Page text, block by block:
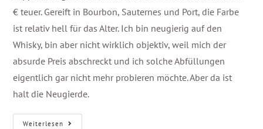
€ teuer. Gereift in Bourbon, Sauternes und Port, die Farbe
ist relativ hell für das Alter. Ich bin neugierig auf den
Whisky, bin aber nicht wirklich objektiv, weil mich der
absurde Preis abschreckt und ich solche Abfüllungen
eigentlich gar nicht mehr probieren möchte. Aber da ist
halt die Neugierde.
Weiterlesen